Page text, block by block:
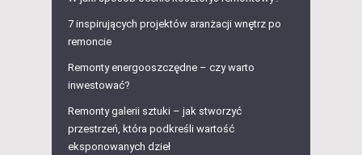
7 inspirujących projektów aranżacji wnętrz po
remoncie
Remonty energooszczędne – czy warto
inwestować?
Remonty galerii sztuki – jak stworzyć
przestrzeń, która podkreśli wartość
eksponowanych dzieł